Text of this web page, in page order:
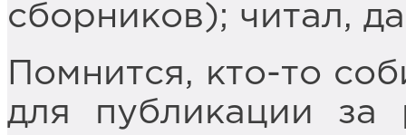
сборников); читал,
Помнится, кто-то
для публикации